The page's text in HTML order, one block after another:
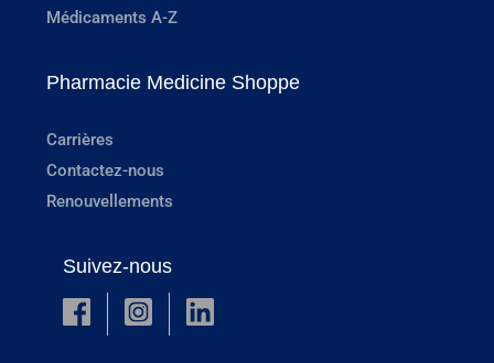
Médicaments A-Z
Pharmacie Medicine Shoppe
Carrières
Contactez-nous
Renouvellements
Suivez-nous